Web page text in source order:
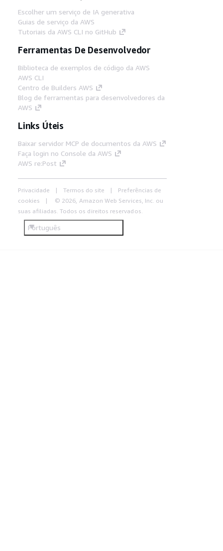
Escolher um serviço de IA generativa
Guias de serviço da AWS
Tutoriais da AWS CLI no GitHub
Ferramentas De Desenvolvedor
Biblioteca de exemplos de código da AWS
AWS CLI
Centro de Builders AWS
Blog de ferramentas para desenvolvedores da
AWS
Links Úteis
Baixar servidor MCP de documentos da AWS
Faça login no Console da AWS
AWS re:Post
Privacidade Termos do site
Preferências de
cookies
© 2026, Amazon Web Services, Inc. ou
suas afiliadas. Todos os direitos reservados.
Português